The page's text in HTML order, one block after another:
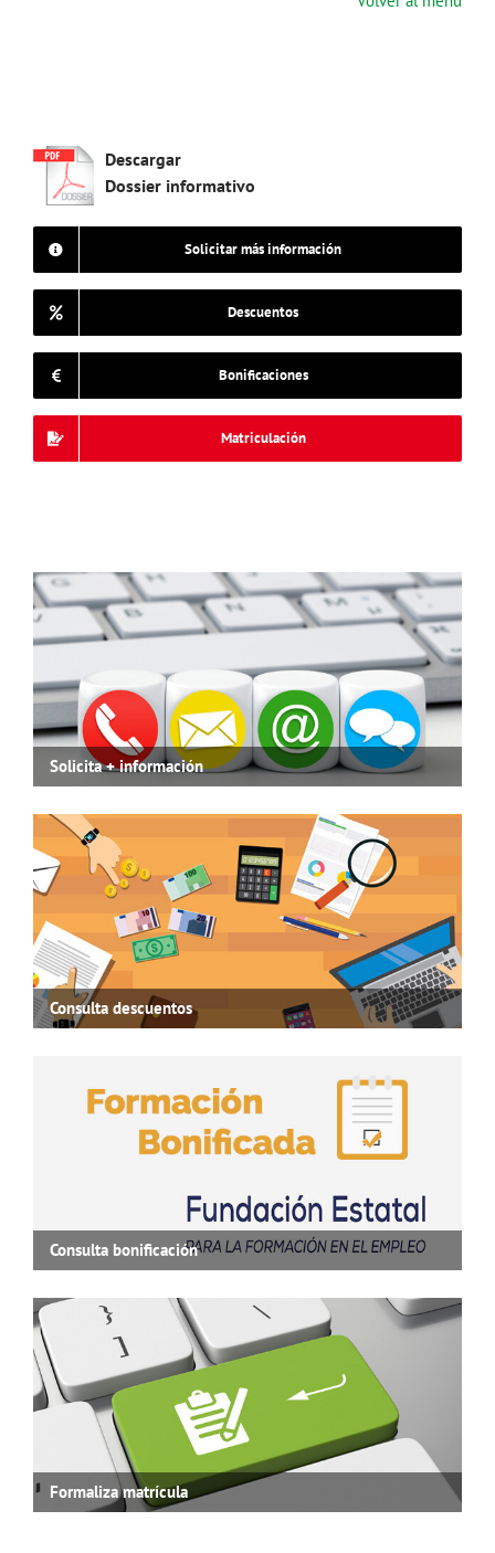
Descargar
Dossier informativo
Solicitar más información
Descuentos
Bonificaciones
Matriculación
Solicita + información
Consulta descuentos
Consulta bonificación
Formaliza matrícula